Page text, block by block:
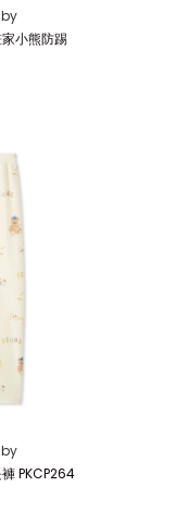
家小熊防踢
褲 PKCP264